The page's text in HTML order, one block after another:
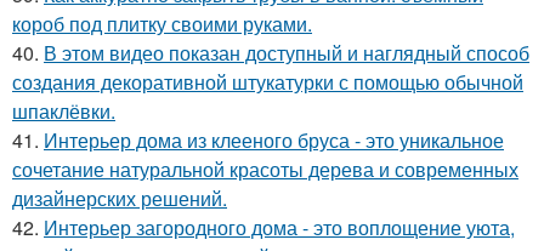
короб под плитку своими руками.
40. В этом видео показан доступный и наглядный способ
создания декоративной штукатурки с помощью обычной
шпаклёвки.
41. Интерьер дома из клееного бруса - это уникальное
сочетание натуральной красоты дерева и современных
дизайнерских решений.
42. Интерьер загородного дома - это воплощение уюта,